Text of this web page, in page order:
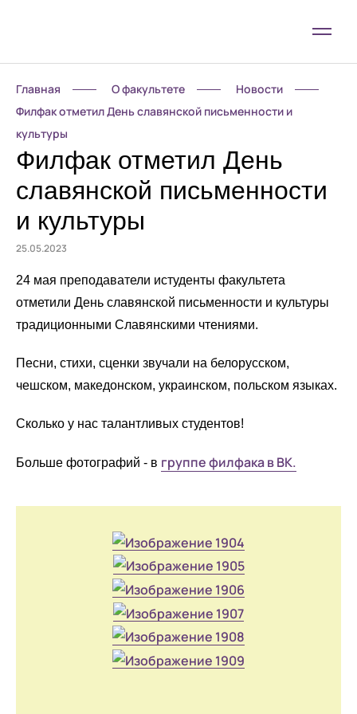
Главная О факультете
Новости
Филфак отметил День славянской письменности и
культуры
Филфак отметил День
славянской письменности
и культуры
25.05.2023
24 мая преподаватели истуденты факультета
отметили День славянской письменности и культуры
традиционными Славянскими чтениями.
Песни, стихи, сценки звучали на белорусском,
чешском, македонском, украинском, польском языках.
Сколько у нас талантливых студентов!
Больше фотографий - в группе филфака в ВК.